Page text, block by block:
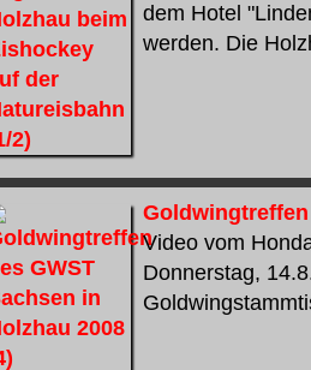
dem Hotel
werden. Die
Goldwingtreffen
Video vom
Donnerstag,